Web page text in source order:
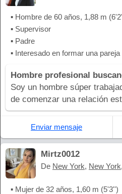
▪ Hombre de 60 años, 1,88 m
▪ Supervisor
▪ Padre
▪ Interesado en formar una pareja
Hombre profesional
Soy un hombre súper
de comenzar una relación
Enviar mensaje
Mirtz0012
De New York, New York,
▪ Mujer de 32 años, 1,60 m (5'3'')